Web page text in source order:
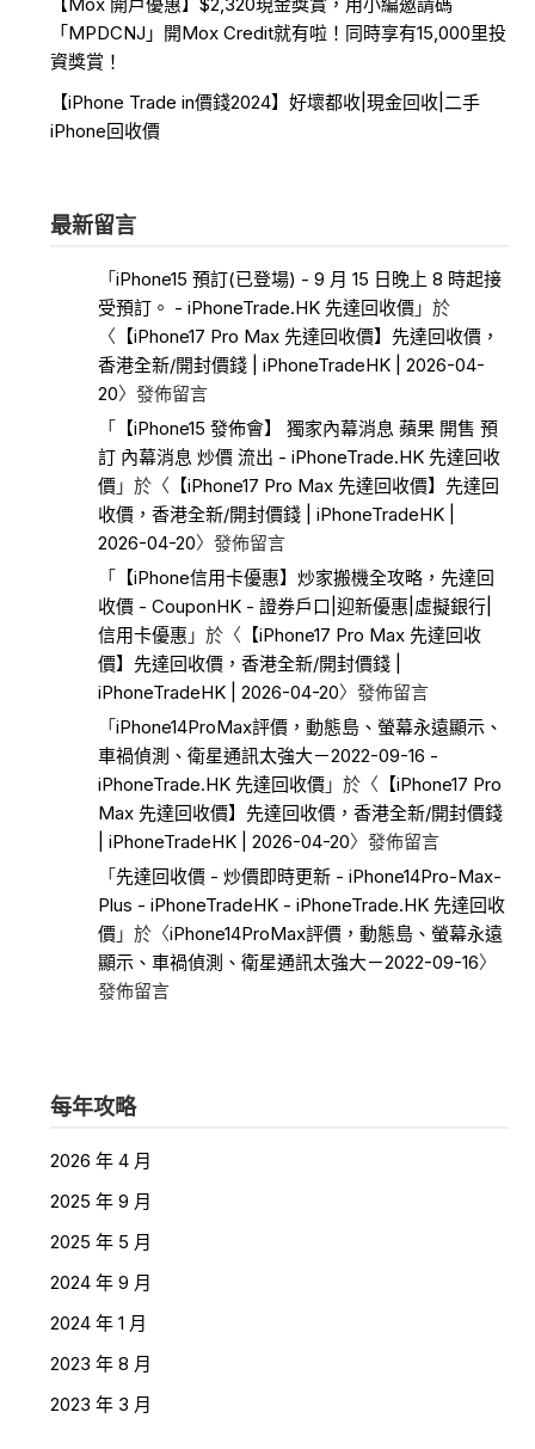
【Mox 開戶優惠】$2,320現金獎賞，用小編邀請碼
「MPDCNJ」開Mox Credit就有啦！同時享有15,000里投
資獎賞！
【iPhone Trade in價錢2024】好壞都收|現金回收|二手
iPhone回收價
最新留言
「iPhone15 預訂(已登場) - 9 月 15 日晚上 8 時起接
受預訂。 - iPhoneTrade.HK 先達回收價 」於
〈 【iPhone17 Pro Max 先達回收價】先達回收價，
香港全新/開封價錢 | iPhoneTradeHK | 2026-04-
20〉發佈留言
「
【iPhone15 發佈會】 獨家內幕消息 蘋果 開售 預
訂 內幕消息 炒價 流出 - iPhoneTrade.HK 先達回收
價 」於〈 【iPhone17 Pro Max 先達回收價】先達回
收價，香港全新/開封價錢 | iPhoneTradeHK |
2026-04-20〉發佈留言
「
【iPhone信用卡優惠】炒家搬機全攻略，先達回
收價 - CouponHK - 證券戶口|迎新優惠|虛擬銀行|
信用卡優惠 」於〈 【iPhone17 Pro Max 先達回收
價】先達回收價，香港全新/開封價錢 |
iPhoneTradeHK | 2026-04-20〉發佈留言
「iPhone14ProMax評價，動態島、螢幕永遠顯示、
車禍偵測、衛星通訊太強大－2022-09-16 -
iPhoneTrade.HK 先達回收價 」於〈 【iPhone17 Pro
Max 先達回收價】先達回收價，香港全新/開封價錢
| iPhoneTradeHK | 2026-04-20〉發佈留言
「 先達回收價 - 炒價即時更新 - iPhone14Pro-Max-
Plus - iPhoneTradeHK - iPhoneTrade.HK 先達回收
價 」於〈iPhone14ProMax評價，動態島、螢幕永遠
顯示、車禍偵測、衛星通訊太強大－2022-09-16〉
發佈留言
每年攻略
2026 年 4 月
2025 年 9 月
2025 年 5 月
2024 年 9 月
2024 年 1 月
2023 年 8 月
2023 年 3 月